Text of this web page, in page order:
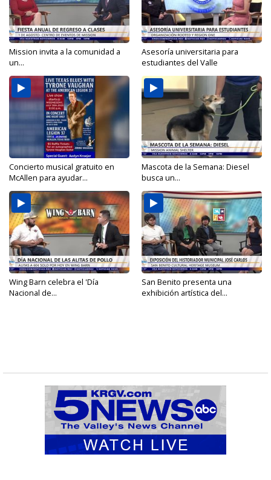
Mission invita a la comunidad a
un...
Asesoría universitaria para
estudiantes del Valle
Concierto musical gratuito en
McAllen para ayudar...
Mascota de la Semana: Diesel
busca un...
Wing Barn celebra el 'Día
Nacional de...
San Benito presenta una
exhibición artística del...